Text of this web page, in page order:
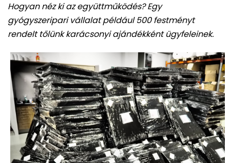
Hogyan néz ki az együttműködés? Egy
gyógyszeripari vállalat például 500 festményt
rendelt tőlünk karácsonyi ajándékként ügyfeleinek.